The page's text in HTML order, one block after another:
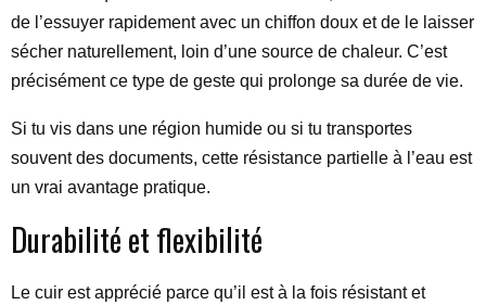
de l’essuyer rapidement avec un chiffon doux et de le laisser
sécher naturellement, loin d’une source de chaleur. C’est
précisément ce type de geste qui prolonge sa durée de vie.
Si tu vis dans une région humide ou si tu transportes
souvent des documents, cette résistance partielle à l’eau est
un vrai avantage pratique.
Durabilité et flexibilité
Le cuir est apprécié parce qu’il est à la fois résistant et